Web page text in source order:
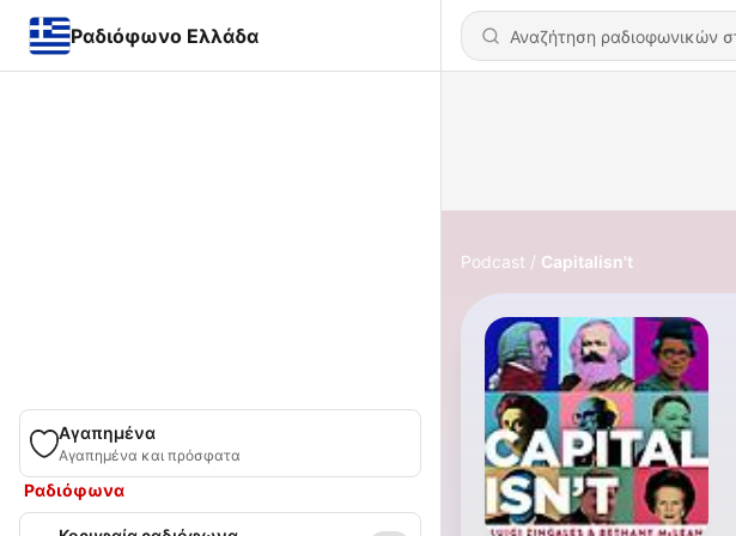
Ραδιόφωνο Ελλάδα
Αγαπημένα
Αγαπημένα και πρόσφατα
Ραδιόφωνα
Podcast Capitalisn't